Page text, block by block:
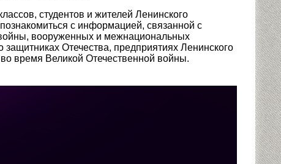
студентов и жителей Ленинского
с информацией, связанной с
войны, вооруженных и межнациональных
Отечества, предприятиях Ленинского
время Великой Отечественной войны.